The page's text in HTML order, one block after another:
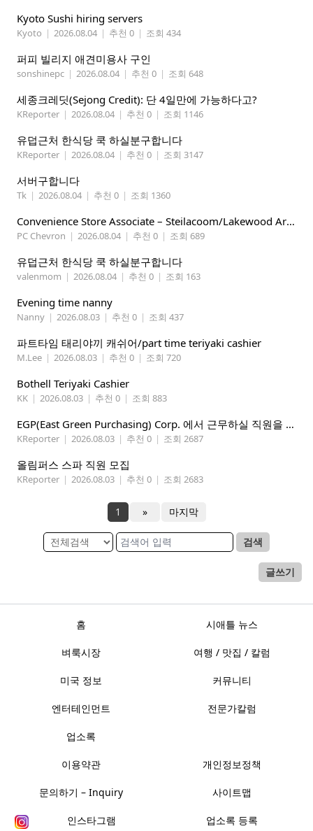
Kyoto Sushi hiring servers
Kyoto | 2026.08.04 | 추천 0 | 조회 434
퍼피 빌리지 애견미용사 구인
sonshinepc | 2026.08.04 | 추천 0 | 조회 648
세종크레딧(Sejong Credit): 단 4일만에 가능하다고?
KReporter | 2026.08.04 | 추천 0 | 조회 1146
유덥근처 한식당 쿡 하실분구합니다
KReporter | 2026.08.04 | 추천 0 | 조회 3147
서버구합니다
Tk | 2026.08.04 | 추천 0 | 조회 1360
Convenience Store Associate – Steilacoom/Lakewood Area, $19 -$21/hr
PC Chevron | 2026.08.04 | 추천 0 | 조회 689
유덥근처 한식당 쿡 하실분구합니다
valenmom | 2026.08.04 | 추천 0 | 조회 163
Evening time nanny
Nanny | 2026.08.03 | 추천 0 | 조회 437
파트타임 태리야끼 캐쉬어/part time teriyaki cashier
M.Lee | 2026.08.03 | 추천 0 | 조회 720
Bothell Teriyaki Cashier
KK | 2026.08.03 | 추천 0 | 조회 883
EGP(East Green Purchasing) Corp. 에서 근무하실 직원을 아래와 같이 모집합니다.
KReporter | 2026.08.03 | 추천 0 | 조회 2687
올림퍼스 스파 직원 모집
KReporter | 2026.08.03 | 추천 0 | 조회 2683
1 » 마지막
검색
글쓰기
홈 시애틀 뉴스
벼룩시장 여행 / 맛집 / 칼럼
미국 정보 커뮤니티
엔터테인먼트 전문가칼럼
업소록
이용약관 개인정보정책
문의하기 – Inquiry 사이트맵
인스타그램 업소록 등록